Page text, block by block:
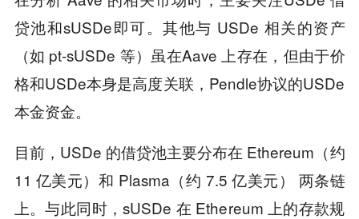
贷池和sUSDe即可。其他与 USDe 相关的资产
（如 pt-sUSDe 等）虽在Aave 上存在，但由于价
格和USDe本身是高度关联，Pendle协议的USDe
本金资金。
目前，USDe 的借贷池主要分布在 Ethereum（约
11 亿美元）和 Plasma（约 7.5 亿美元） 两条链
上。与此同时，sUSDe 在 Ethereum 上的存款规